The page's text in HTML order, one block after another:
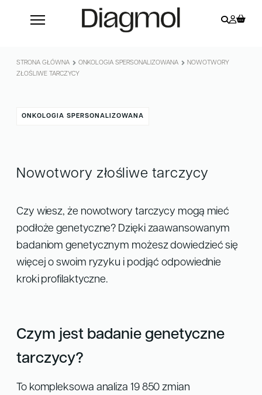
STRONA GŁÓWNA ONKOLOGIA SPERSONALIZOWANA
NOWOTWORY
ZŁOŚLIWE TARCZYCY
Nowotwory złośliwe tarczycy
Czy wiesz, że nowotwory tarczycy mogą mieć
podłoże genetyczne? Dzięki zaawansowanym
badaniom genetycznym możesz dowiedzieć się
więcej o swoim ryzyku i podjąć odpowiednie
kroki profilaktyczne.
Czym jest badanie genetyczne
tarczycy?
To kompleksowa analiza 19 850 zmian
ONKOLOGIA SPERSONALIZOWANA